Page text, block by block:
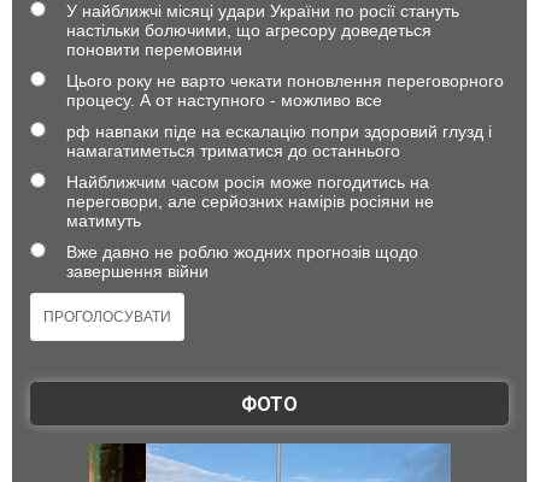
У найближчі місяці удари України по росії стануть
настільки болючими, що агресору доведеться
поновити перемовини
Цього року не варто чекати поновлення переговорного
процесу. А от наступного - можливо все
рф навпаки піде на ескалацію попри здоровий глузд і
намагатиметься триматися до останнього
Найближчим часом росія може погодитись на
переговори, але серйозних намірів росіяни не
матимуть
Вже давно не роблю жодних прогнозів щодо
завершення війни
ФОТО